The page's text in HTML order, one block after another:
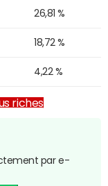
26,81 %
18,72 %
4,22 %
riches
par e-